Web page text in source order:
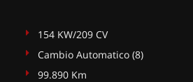
154 KW/209 CV
Cambio Automatico (8)
99.890 Km